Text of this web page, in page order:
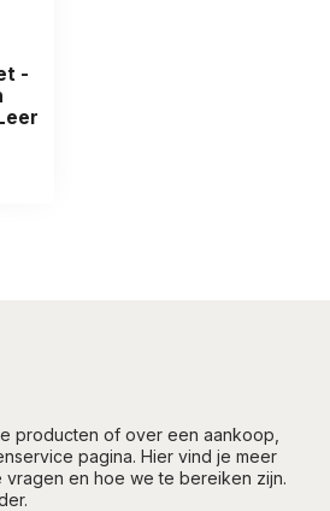
-
producten of over een aankoop,
pagina. Hier vind je meer
en hoe we te bereiken zijn.